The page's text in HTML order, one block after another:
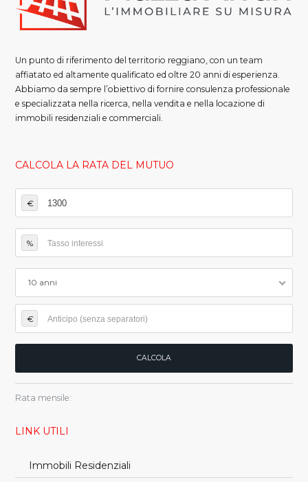
Un punto di riferimento del territorio reggiano, con un team
affiatato ed altamente qualificato ed oltre 20 anni di esperienza.
Abbiamo da sempre l’obiettivo di fornire consulenza professionale
e specializzata nella ricerca, nella vendita e nella locazione di
immobili residenziali e commerciali.
CALCOLA LA RATA DEL MUTUO
€
%
10 anni
€
Rata mensile:
LINK UTILI
Immobili Residenziali